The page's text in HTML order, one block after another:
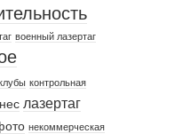
военный лазертаг
контрольная
лазертаг
некоммерческая